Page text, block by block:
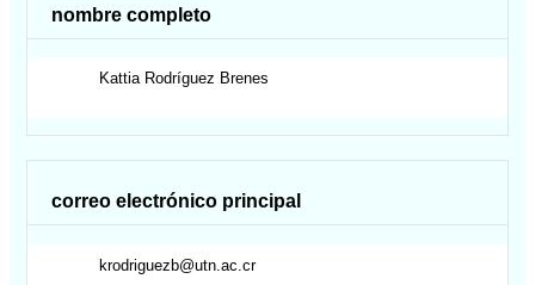
nombre completo
Kattia Rodríguez Brenes
correo electrónico principal
krodriguezb@utn.ac.cr